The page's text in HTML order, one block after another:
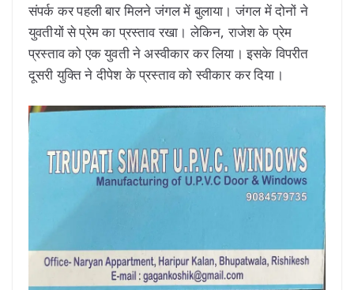
संपर्क कर पहली बार मिलने जंगल में बुलाया। जंगल में दोनों ने
युवतीयों से प्रेम का प्रस्ताव रखा। लेकिन, राजेश के प्रेम
प्रस्ताव को एक युवती ने अस्वीकार कर लिया। इसके विपरीत
दूसरी युक्ति ने दीपेश के प्रस्ताव को स्वीकार कर दिया।